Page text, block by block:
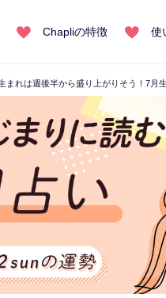
Chapliの特徴 使
まれは週後半から盛り上がりそう！7